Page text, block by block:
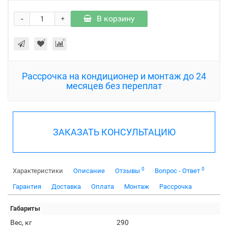
+
- В корзину
Рассрочка на кондиционер и монтаж до 24
месяцев без переплат
ЗАКАЗАТЬ КОНСУЛЬТАЦИЮ
Характеристики Описание Отзывы 0 Вопрос - Ответ 0
Гарантия Доставка Оплата Монтаж Рассрочка
Габариты
Вес, кг 290